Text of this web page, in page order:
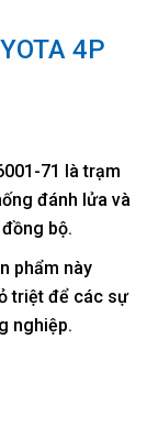
4P
71 là trạm
đánh lửa và
bộ.
phẩm này
triệt để các sự
nghiệp.